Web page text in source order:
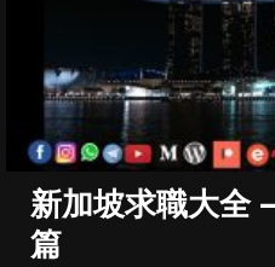
新加坡求職大全
篇